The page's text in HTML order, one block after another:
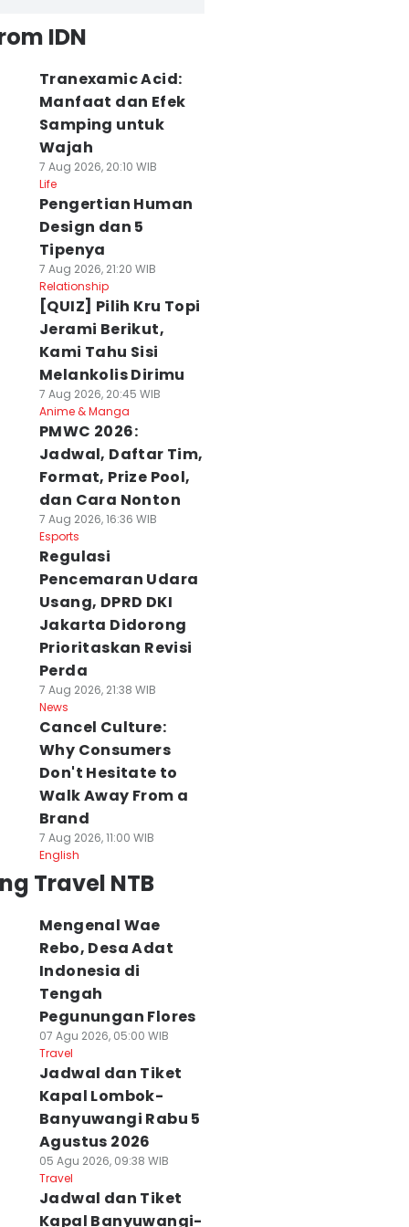
IDN
Tranexamic Acid:
Manfaat dan Efek
Samping untuk
Wajah
7 Aug 2026, 20:10 WIB
Life
Pengertian Human
Design dan 5
Tipenya
7 Aug 2026, 21:20 WIB
Relationship
[QUIZ] Pilih Kru Topi
Jerami Berikut,
Kami Tahu Sisi
Melankolis Dirimu
7 Aug 2026, 20:45 WIB
Anime & Manga
PMWC 2026:
Jadwal, Daftar Tim,
Format, Prize Pool,
dan Cara Nonton
7 Aug 2026, 16:36 WIB
Esports
Regulasi
Pencemaran Udara
Usang, DPRD DKI
Jakarta Didorong
Prioritaskan Revisi
Perda
7 Aug 2026, 21:38 WIB
News
Cancel Culture:
Why Consumers
Don't Hesitate to
Walk Away From a
Brand
7 Aug 2026, 11:00 WIB
English
Travel NTB
Mengenal Wae
Rebo, Desa Adat
Indonesia di
Tengah
Pegunungan Flores
07 Agu 2026, 05:00 WIB
Travel
Jadwal dan Tiket
Kapal Lombok-
Banyuwangi Rabu 5
Agustus 2026
05 Agu 2026, 09:38 WIB
Travel
Jadwal dan Tiket
Kapal Banyuwangi-